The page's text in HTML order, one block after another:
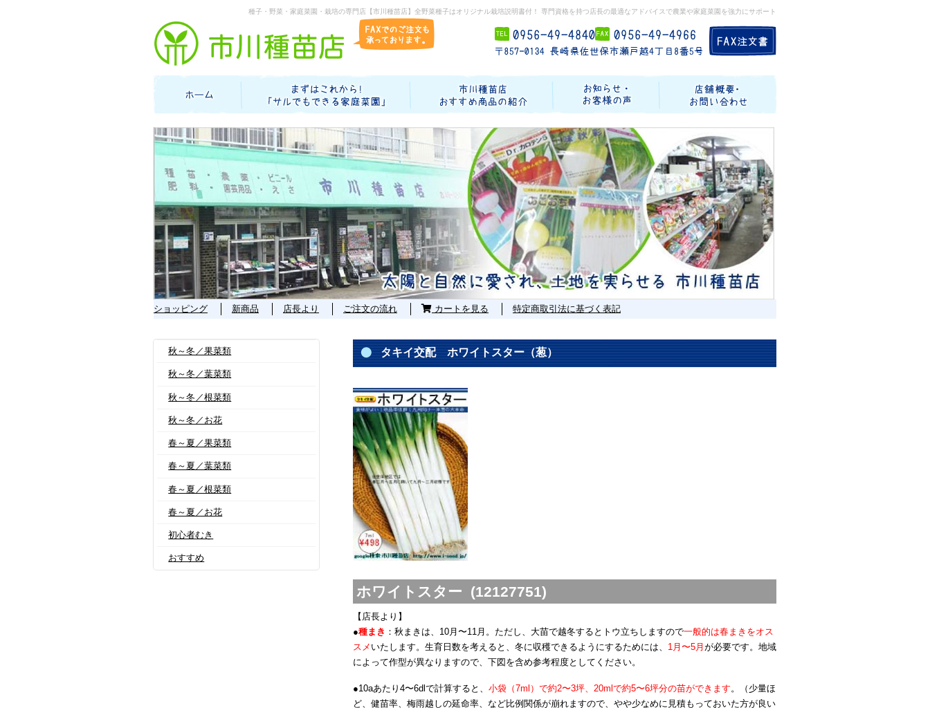
種子・野菜・家庭菜園・栽培の専門店【市川種苗店】全野菜種子はオリジナル栽培説明書付！ 専門資格を持つ店長の最適なアドバイスで農業や家庭菜園を強力にサポート
ショッピング 新商品 店長より ご注文の流れ カートを見る 特定商取引法に基づく表記
タキイ交配 ホワイトスター（葱）
ホワイトスター (12127751)
【店長より】
●種まき ：秋まきは、10月〜11月。ただし、大苗で越冬するとトウ立ちしますので一般的は春まきをオス
スメ いたします。生育日数を考えると、冬に収穫できるようにするためには、 1月〜5月 が必要です。地域
によって作型が異なりますので、下図を含め参考程度としてください。
●10aあたり4〜6dlで計算すると、 小袋（7ml）で約2〜3坪、20mlで約5〜6坪分の苗ができます 。（少量ほ
ど、健苗率、梅雨越しの延命率、など比例関係が崩れますので、やや少なめに見積もっておいた方が良い
秋～冬／果菜類
秋～冬／葉菜類
秋～冬／根菜類
秋～冬／お花
春～夏／果菜類
春～夏／葉菜類
春～夏／根菜類
春～夏／お花
初心者むき
おすすめ